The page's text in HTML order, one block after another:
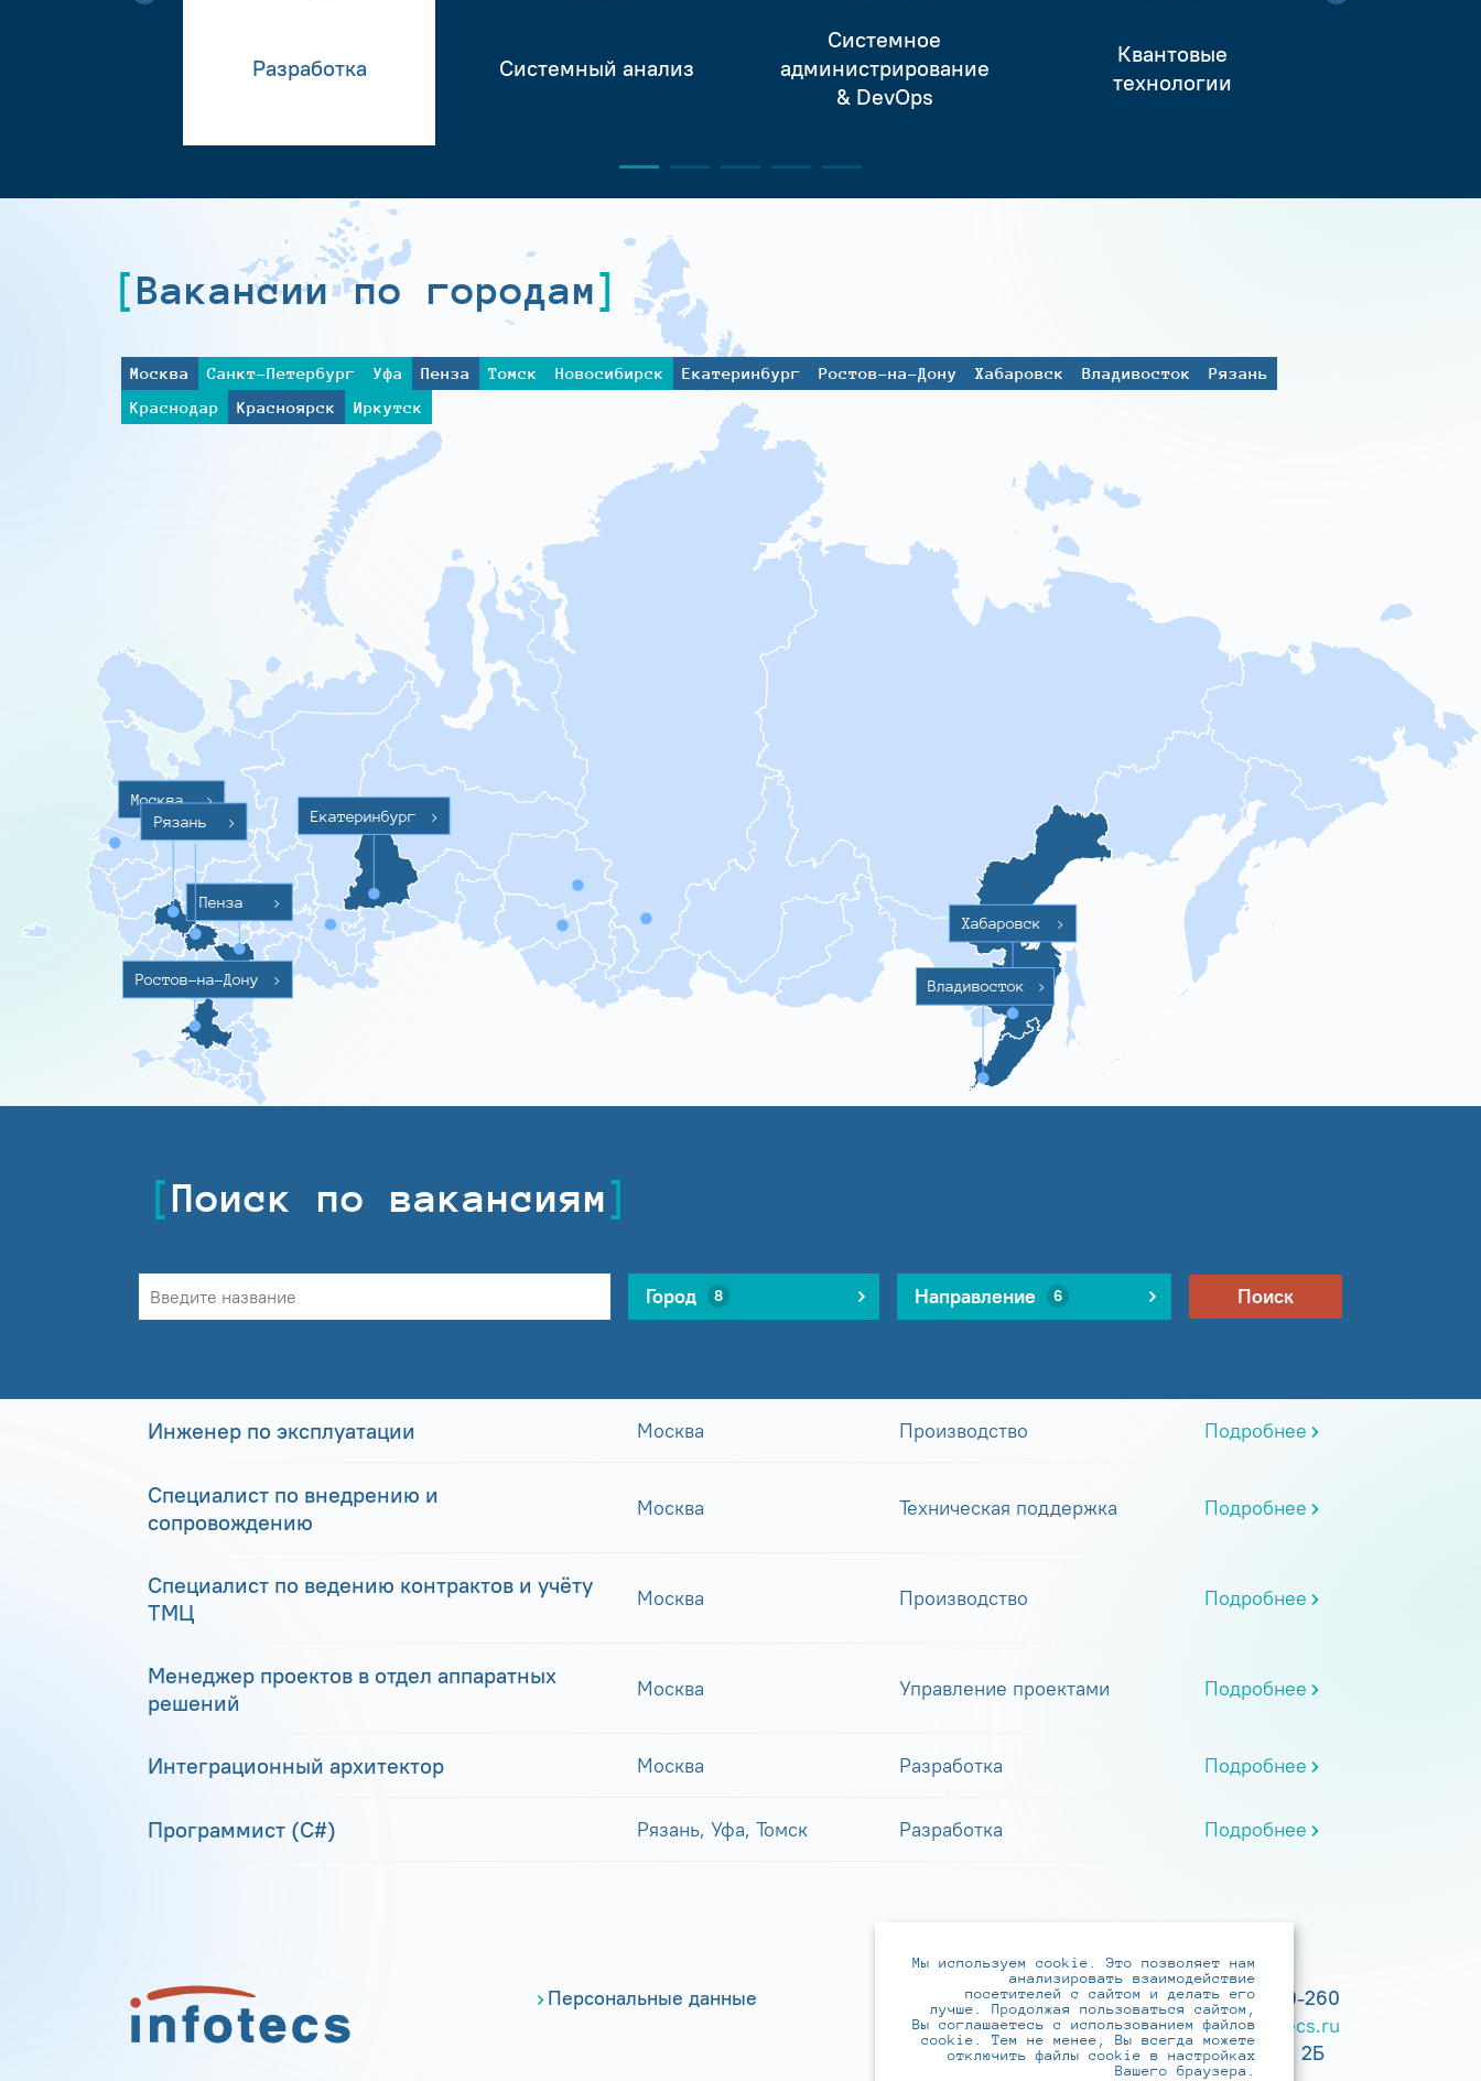
Разработка Системный анализ
Системное
администрирование
& DevOps
Квантовые
технологии
Вакансии по городам
Москва Санкт-Петербург Уфа Пенза Томск Новосибирск Екатеринбург Ростов-на-Дону Хабаровск Владивосток
Рязань
Краснодар
Красноярск Иркутск
Москва >
Ростов-на-Дону >
Пенза >
Екатеринбург >
Хабаровск >
Владивосток >
Рязань >
Поиск по вакансиям
Город 8 Направление 6 Поиск
Инженер по эксплуатации Москва Производство Подробнее
Специалист по внедрению и
сопровождению
Москва Техническая поддержка Подробнее
Специалист по ведению контрактов и учёту
ТМЦ
Москва Производство Подробнее
Менеджер проектов в отдел аппаратных
решений
Москва Управление проектами Подробнее
Интеграционный архитектор Москва Разработка Подробнее
Программист (С#) Рязань, Уфа, Томск Разработка Подробнее
Персональные данные
+7 (495) 737-6192, 8-800-250-0-260
practice@infotecs.ru ,hr@infotecs.ru
127273, г. Москва, Отрадная ул., 2Б
Мы используем cookie. Это позволяет нам
анализировать взаимодействие
посетителей с сайтом и делать его
лучше. Продолжая пользоваться сайтом,
Вы соглашаетесь с использованием файлов
cookie. Тем не менее, Вы всегда можете
отключить файлы cookie в настройках
Вашего браузера.